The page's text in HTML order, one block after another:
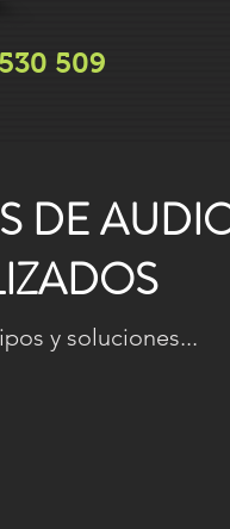
509
DE
y soluciones...